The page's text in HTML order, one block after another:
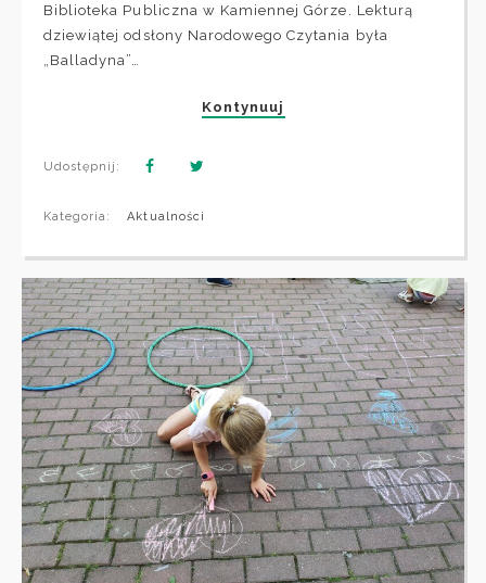
Biblioteka Publiczna w Kamiennej Górze. Lekturą
dziewiątej odsłony Narodowego Czytania była
„Balladyna”…
Kontynuuj
Udostępnij:
Kategoria: Aktualności